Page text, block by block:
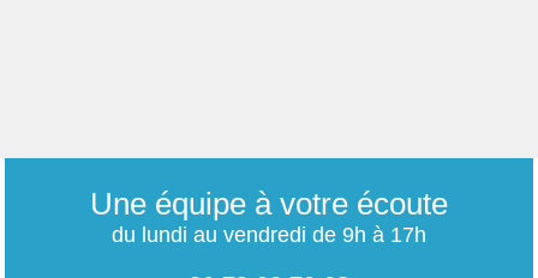
Une équipe à votre écoute
du lundi au vendredi de 9h à 17h